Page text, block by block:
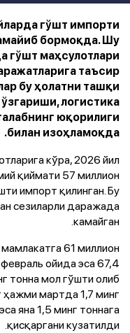
гўшт импорти
бормоқда. Шу
гўшт маҳсулотлари
таъсир
бу ҳолатни ташқи
логистика
юқорилиги
билан изоҳламоқда.
кўра, 2026 йил
қиймати 57 миллион
импорт қилинган. Бу
сезиларли даражада
камайган.
61 миллион
ойида эса 67,4
тонна мол гўшти олиб
ҳажми мартда 1,7 минг
яна 1,5 минг тоннага
қисқаргани кузатилди.